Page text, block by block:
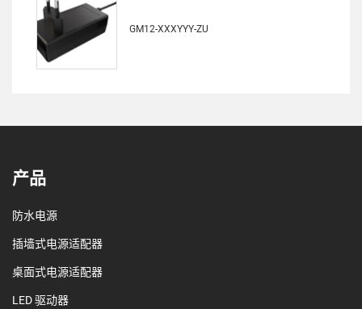
GM12-XXXYYY-ZU
产品
防水电源
插墙式电源适配器
桌面式电源适配器
LED 驱动器